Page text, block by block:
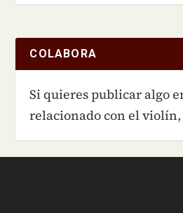
COLABORA
Si quieres publicar algo
relacionado con el